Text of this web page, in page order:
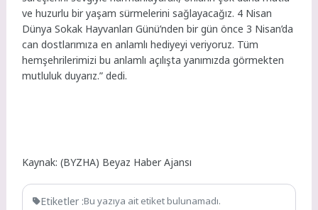
ve huzurlu bir yaşam sürmelerini sağlayacağız. 4 Nisan
Dünya Sokak Hayvanları Günü’nden bir gün önce 3 Nisan’da
can dostlarımıza en anlamlı hediyeyi veriyoruz. Tüm
hemşehrilerimizi bu anlamlı açılışta yanımızda görmekten
mutluluk duyarız.” dedi.
Kaynak: (BYZHA) Beyaz Haber Ajansı
Etiketler :Bu yazıya ait etiket bulunamadı.